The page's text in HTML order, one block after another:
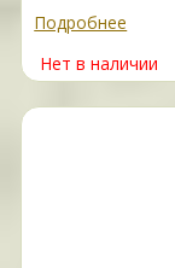
Подробнее
Нет в наличии